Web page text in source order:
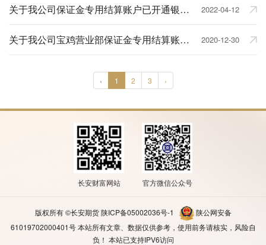
关于我公司保证金专用结算账户已开通银期转账业务的公示通知 2022-04-12
关于我公司宝鸡营业部保证金专用结算账户已撤销的公示通知 2020-12-30
‹ 1 2 3 ›
长安财富网站 官方微信公众号
版权所有 ©长安期货陕ICP备05002036号-1
陕公网安备
61019702000401号本站所有文章、数据仅供参考，使用前务请核实，风险自
负！ 本站已支持IPV6访问